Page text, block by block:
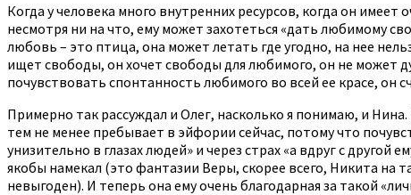
Когда у человека много внутренних ресурсов, когда он
несмотря ни на что, ему может захотеться «дать любимому
любовь – это птица, она может летать где угодно, на нее
ищет свободы, он хочет свободы для любимого, он не может
почувствовать спонтанность любимого во всей ее красе, он
Примерно так рассуждал и Олег, насколько я понимаю, и
тем не менее пребывает в эйфории сейчас, потому что
унизительно в глазах людей» и через страх «а вдруг с
якобы намекал (это фантазии Веры, скорее всего, Никита на
невыгоден). И теперь она ему очень благодарная за такой